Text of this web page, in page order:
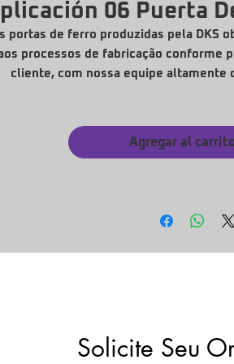
06 Puerta
portas de ferro produzidas pela DKS
processos de fabricação conforme
cliente, com nossa equipe altamente
Portas e Barras antipânico
Agregar al
Solicite Seu